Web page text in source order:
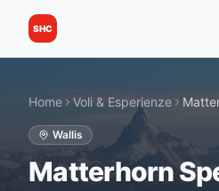
SHC
Home Voli & Esperienze
Wallis
Matterhorn